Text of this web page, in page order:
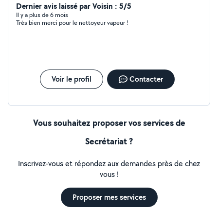
demandes et proposent aussi mes services. j'aime
bricoler et jardiner.
Dernier avis laissé par Voisin : 5/5
Il y a plus de 6 mois
Très bien merci pour le nettoyeur vapeur !
Voir le profil Contacter
Vous souhaitez proposer vos services de
Secrétariat ?
Inscrivez-vous et répondez aux demandes près de chez
vous !
Proposer mes services